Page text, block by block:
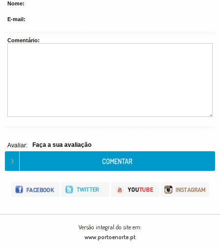
Nome:
E-mail:
Comentário:
Avaliar: Faça a sua avaliação
Versão integral do site em:
www.portoenorte.pt